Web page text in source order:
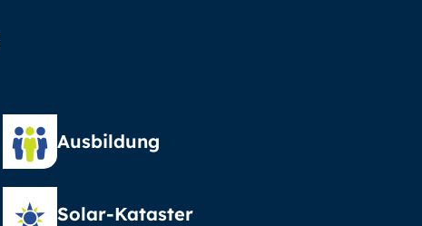
Ausbildung
Solar-Kataster